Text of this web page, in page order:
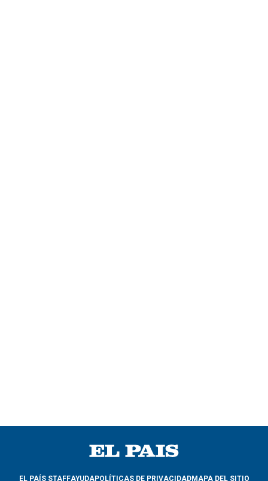
EL PAÍS STAFFAYUDAPOLÍTICAS DE PRIVACIDADMAPA DEL SITIO